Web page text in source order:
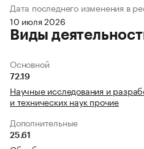
Дата последнего изменения в
10 июля 2026
Виды
Основной
72.19
Научные исследования и
и технических наук прочие
Дополнительные
25.61